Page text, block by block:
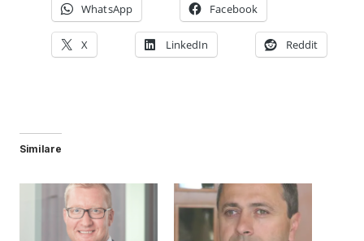
WhatsApp Facebook
X LinkedIn Reddit
Similare